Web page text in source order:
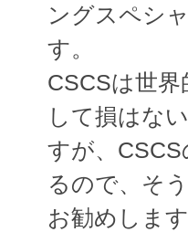
ングスペシ
す。
CSCSは世
して損はな
すが、
るので、そ
お勧めします